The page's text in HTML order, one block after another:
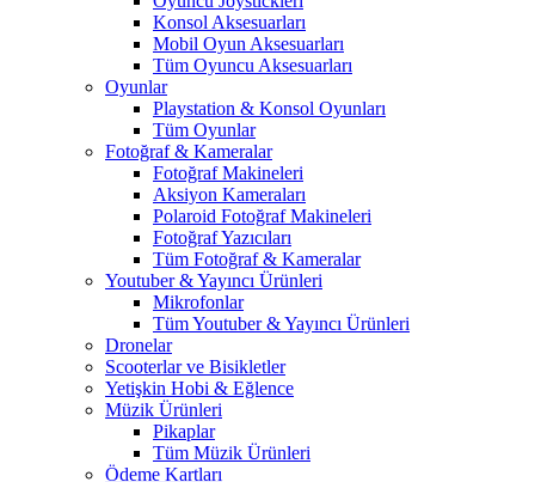
Konsol Aksesuarları
Mobil Oyun Aksesuarları
Tüm Oyuncu Aksesuarları
Oyunlar
Playstation & Konsol Oyunları
Tüm Oyunlar
Fotoğraf & Kameralar
Fotoğraf Makineleri
Aksiyon Kameraları
Polaroid Fotoğraf Makineleri
Fotoğraf Yazıcıları
Tüm Fotoğraf & Kameralar
Youtuber & Yayıncı Ürünleri
Mikrofonlar
Tüm Youtuber & Yayıncı Ürünleri
Dronelar
Scooterlar ve Bisikletler
Yetişkin Hobi & Eğlence
Müzik Ürünleri
Pikaplar
Tüm Müzik Ürünleri
Ödeme Kartları